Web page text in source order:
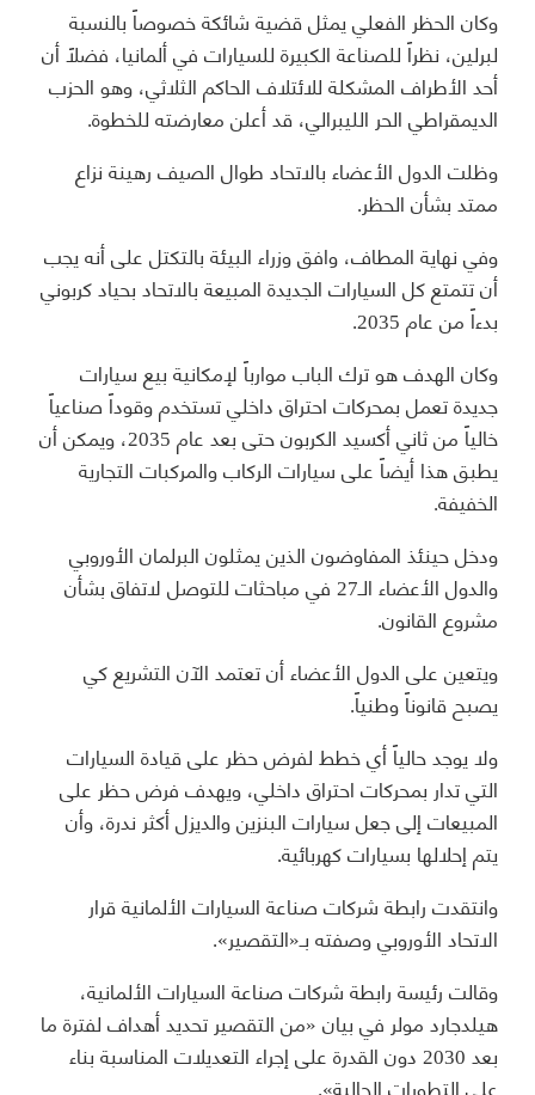
وكان الحظر الفعلي يمثل قضية شائكة خصوصاً بالنسبة
لبرلين، نظراً للصناعة الكبيرة للسيارات في ألمانيا، فضلاً أن
أحد الأطراف المشكلة للائتلاف الحاكم الثلاثي، وهو الحزب
الديمقراطي الحر الليبرالي، قد أعلن معارضته للخطوة.
وظلت الدول الأعضاء بالاتحاد طوال الصيف رهينة نزاع
ممتد بشأن الحظر.
وفي نهاية المطاف، وافق وزراء البيئة بالتكتل على أنه يجب
أن تتمتع كل السيارات الجديدة المبيعة بالاتحاد بحياد كربوني
بدءاً من عام 2035.
وكان الهدف هو ترك الباب موارباً لإمكانية بيع سيارات
جديدة تعمل بمحركات احتراق داخلي تستخدم وقوداً صناعياً
خالياً من ثاني أكسيد الكربون حتى بعد عام 2035، ويمكن أن
يطبق هذا أيضاً على سيارات الركاب والمركبات التجارية
الخفيفة.
ودخل حينئذ المفاوضون الذين يمثلون البرلمان الأوروبي
والدول الأعضاء الـ27 في مباحثات للتوصل لاتفاق بشأن
مشروع القانون.
ويتعين على الدول الأعضاء أن تعتمد الآن التشريع كي
يصبح قانوناً وطنياً.
ولا يوجد حالياً أي خطط لفرض حظر على قيادة السيارات
التي تدار بمحركات احتراق داخلي، ويهدف فرض حظر على
المبيعات إلى جعل سيارات البنزين والديزل أكثر ندرة، وأن
يتم إحلالها بسيارات كهربائية.
وانتقدت رابطة شركات صناعة السيارات الألمانية قرار
الاتحاد الأوروبي وصفته بـ«التقصير».
وقالت رئيسة رابطة شركات صناعة السيارات الألمانية،
هيلدجارد مولر في بيان «من التقصير تحديد أهداف لفترة ما
بعد 2030 دون القدرة على إجراء التعديلات المناسبة بناء
على التطورات الحالية».